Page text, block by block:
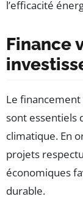
l’efficacité
Finance
Le
sont essentiels
climatique. En
projets
économiques
durable.